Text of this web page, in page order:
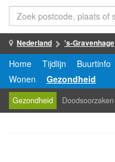
Nederland 's-Gravenhage
Home Tijdlijn Buurtinfo
Wonen
Gezondheid
Gezondheid Doodsoorzaken